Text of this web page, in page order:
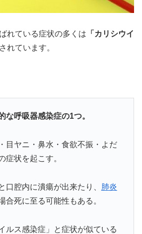
れている症状の多くは 「カリシウイ
れています。
な呼吸器感染症の1つ。
目ヤニ・鼻水・食欲不振・よだ
症状を起こす。
口腔内に潰瘍が出来たり、 肺炎
合死に至る可能性もある。
ルス感染症」と症状が似ている